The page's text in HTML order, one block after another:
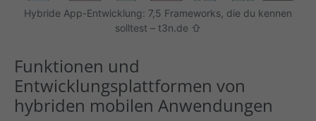
Hybride App-Entwicklung: 7,5 Frameworks, die du kennen
solltest – t3n.de ⇧
Funktionen und
Entwicklungsplattformen von
hybriden mobilen Anwendungen